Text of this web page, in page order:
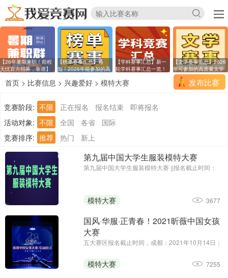
【26年暑期兼职！前程
无忧官方招募，靠谱】
【榜单赛事汇总】通
知！2026年能参加的高
【学科赛事汇总】新一
轮学科赛事汇总一览！
【文学赛事汇总】2026
年可参加的高质量文学
发布比赛
首页 > 比赛信息 > 兴趣爱好 > 模特大赛
竞赛阶段: 不限 正在报名 报名结束
即将报名
活动对象: 不限 全国 各省
国际
竞赛排序: 推荐 热门 新上
第九届中国大学生服装模特大赛
第九届中国大学生服装模特大赛 ||报名截止时间：
模特大赛 3677
国风·华服·正青春！2021昕薇中国女孩
大赛
五大赛区报名截止时间，成都：2021年10月14日；
日；西安：2021年11月4日；昆明：2021年11月18
日模特大赛 7255